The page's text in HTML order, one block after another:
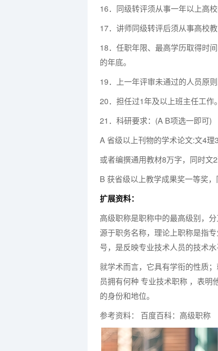
16．同级转评须从事一年以上高
17．讲师同级转评后须从事高校
18．任职年限、最高学历取得时
的年底。
19．上一年评审未通过的人员原
20．担任过1年及以上班主任工作
21．科研要求：(A B项选一即可)
A 省级以上刊物的学术论文:文4理
或者编撰通用教材8万字，同时文
B 获省级以上教学成果奖一等奖
扩展资料：
高级职称是职称中的最高级别，
源于职务名称，理论上职称是指
号，是反映专业技术人员的技术
就学术而言，它具有学衔的性质
员拥有何种 专业技术职称 ，表
的身份和地位。
参考资料： 百度百科：高级职称